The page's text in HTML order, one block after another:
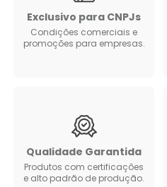
Exclusivo para CNPJs
Condições comerciais e
promoções para empresas.
Qualidade Garantida
Produtos com certificações
e alto padrão de produção.